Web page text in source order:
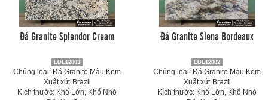
Đá Granite Splendor Cream
EBE12003
Chủng loại: Đá Granite Màu Kem
Xuất xứ: Brazil
Kích thước: Khổ Lớn, Khổ Nhỏ
Đá Granite Siena Bordeaux
EBE12002
Chủng loại: Đá Granite Màu Kem
Xuất xứ: Brazil
Kích thước: Khổ Lớn, Khổ Nhỏ